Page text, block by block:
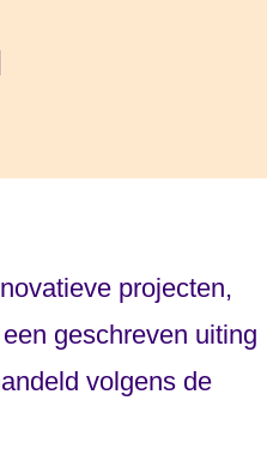
projecten,
geschreven uiting
volgens de